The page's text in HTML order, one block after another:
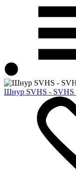
Шнур SVHS - SVHS